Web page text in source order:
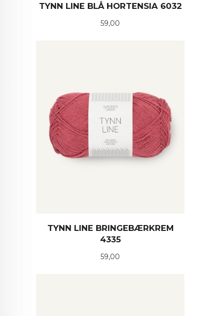
TYNN LINE BLÅ HORTENSIA 6032
Pris
59,00
TYNN LINE BRINGEBÆRKREM
4335
Pris
59,00